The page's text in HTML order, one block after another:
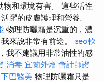
和環境有害。 這些活性
躍的皮膚護理和營養。
物理防曬霜是沉重的，濃
來說非常有前途。 seo軟
我不建議用非常油性的感
消毒 宜蘭外燴 會計師證
巴醫美 物理防曬霜只是